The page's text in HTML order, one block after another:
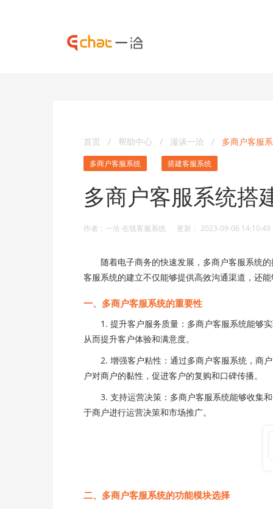
首页 / 帮助中心 / 漫谈一洽 / 多商户客服
多商户客服系统 搭建客服系统
多商户客服系统搭
作者：一洽·在线客服系统 更新： 2023-09-06 14:10:49
随着电子商务的快速发展，多商户客服系统的
客服系统的建立不仅能够提供高效沟通渠道，还
一、多商户客服系统的重要性
1. 提升客户服务质量：多商户客服系统能够实
从而提升客户体验和满意度。
2. 增强客户粘性：通过多商户客服系统，商户
户对商户的黏性，促进客户的复购和口碑传播。
3. 支持运营决策：多商户客服系统能够收集和
于商户进行运营决策和市场推广。
二、多商户客服系统的功能模块选择